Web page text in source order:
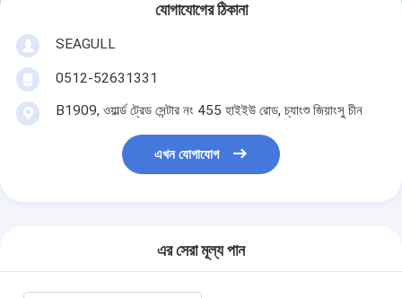
যোগাযোগের ঠিকানা
SEAGULL
0512-52631331
B1909, ওয়ার্ল্ড ট্রেড সেন্টার নং 455 হাইইউ রোড, চ্যাংশু জিয়াংসু চীন
এখন যোগাযোগ
এর সেরা মূল্য পান